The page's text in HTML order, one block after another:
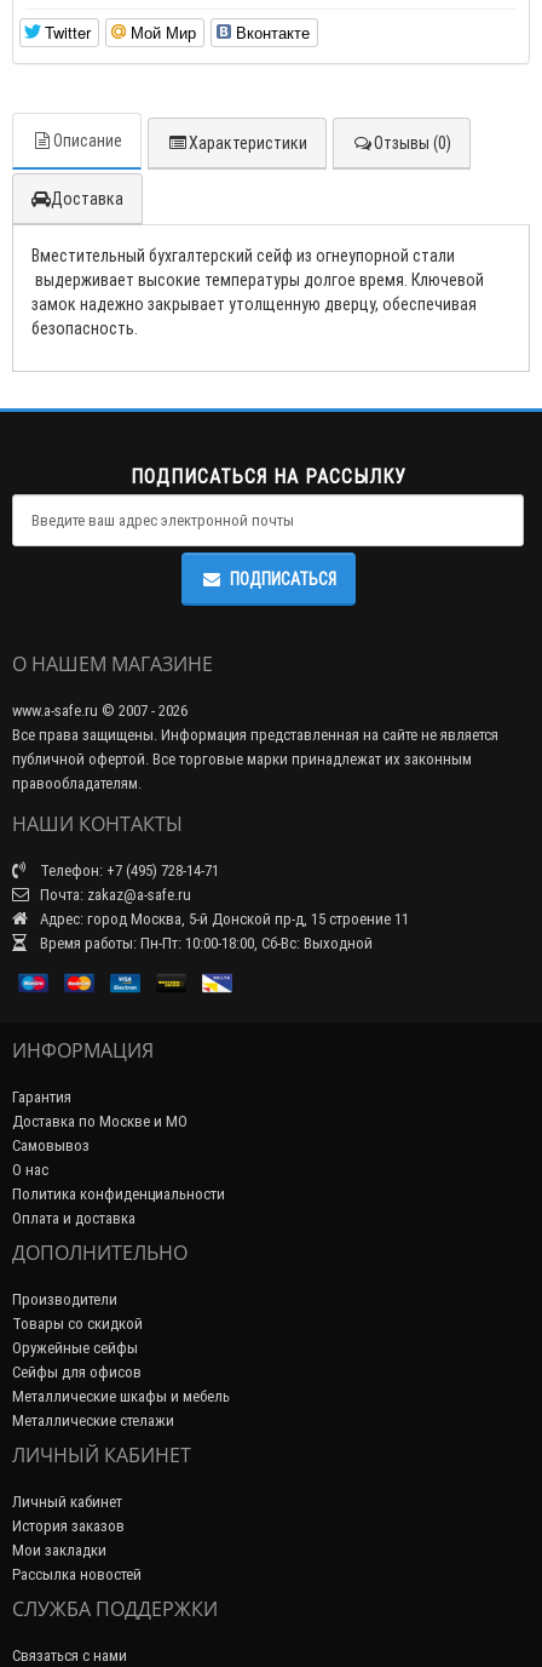
Twitter Мой Мир Вконтакте
Описание Характеристики Отзывы (0)
Доставка
Вместительный бухгалтерский сейф из огнеупорной стали
выдерживает высокие температуры долгое время. Ключевой
замок надежно закрывает утолщенную дверцу, обеспечивая
безопасность.
ПОДПИСАТЬСЯ НА РАССЫЛКУ
ПОДПИСАТЬСЯ
О НАШЕМ МАГАЗИНЕ
www.a-safe.ru © 2007 - 2026
Все права защищены. Информация представленная на сайте не является
публичной офертой. Все торговые марки принадлежат их законным
правообладателям.
НАШИ КОНТАКТЫ
Телефон: +7 (495) 728-14-71
Почта: zakaz@a-safe.ru
Адрес: город Москва, 5-й Донской пр-д, 15 строение 11
Время работы: Пн-Пт: 10:00-18:00, Сб-Вс: Выходной
ИНФОРМАЦИЯ
Гарантия
Доставка по Москве и МО
Самовывоз
О нас
Политика конфиденциальности
Оплата и доставка
ДОПОЛНИТЕЛЬНО
Производители
Товары со скидкой
Оружейные сейфы
Сейфы для офисов
Металлические шкафы и мебель
Металлические стелажи
ЛИЧНЫЙ КАБИНЕТ
Личный кабинет
История заказов
Мои закладки
Рассылка новостей
СЛУЖБА ПОДДЕРЖКИ
Связаться с нами